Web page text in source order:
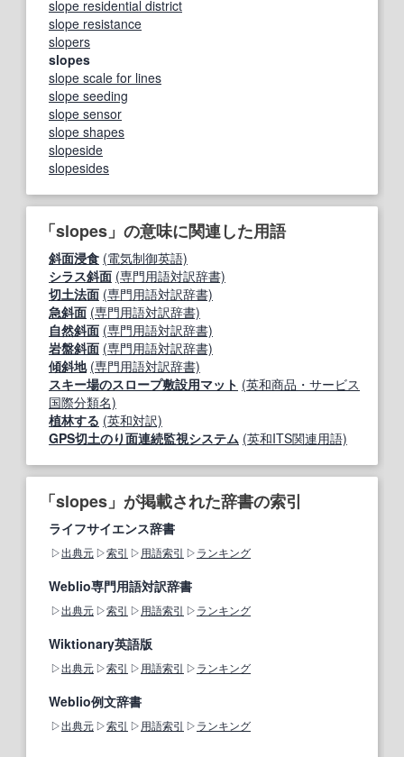
slope residential district
slope resistance
slopers
slopes
slope scale for lines
slope seeding
slope sensor
slope shapes
slopeside
slopesides
「slopes」の意味に関連した用語
斜面浸食 (電気制御英語)
シラス斜面 (専門用語対訳辞書)
切土法面 (専門用語対訳辞書)
急斜面 (専門用語対訳辞書)
自然斜面 (専門用語対訳辞書)
岩盤斜面 (専門用語対訳辞書)
傾斜地 (専門用語対訳辞書)
スキー場のスロープ敷設用マット (英和商品・サービス
国際分類名)
植林する (英和対訳)
GPS切土のり面連続監視システム (英和ITS関連用語)
「slopes」が掲載された辞書の索引
ライフサイエンス辞書
出典元 索引 用語索引 ランキング
Weblio専門用語対訳辞書
出典元 索引 用語索引 ランキング
Wiktionary英語版
出典元 索引 用語索引 ランキング
Weblio例文辞書
出典元 索引 用語索引 ランキング